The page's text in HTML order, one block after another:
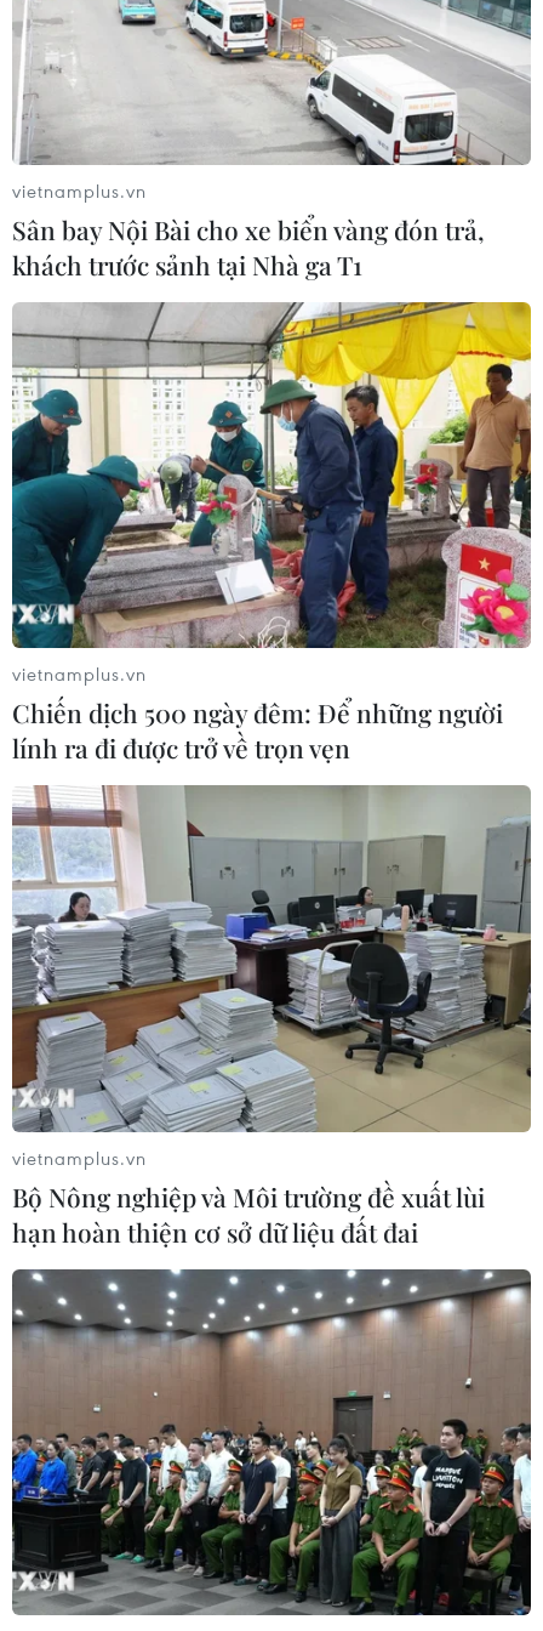
vietnamplus.vn
Sân bay Nội Bài cho xe biển vàng đón trả,
khách trước sảnh tại Nhà ga T1
vietnamplus.vn
Chiến dịch 500 ngày đêm: Để những người
lính ra đi được trở về trọn vẹn
vietnamplus.vn
Bộ Nông nghiệp và Môi trường đề xuất lùi
hạn hoàn thiện cơ sở dữ liệu đất đai